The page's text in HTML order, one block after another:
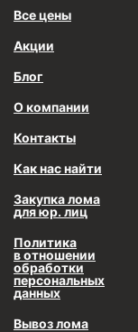
Все цены
Акции
Блог
О компании
Контакты
Как нас найти
Закупка лома
для юр. лиц
Политика
в отношении
обработки
персональных
данных
Вывоз лома